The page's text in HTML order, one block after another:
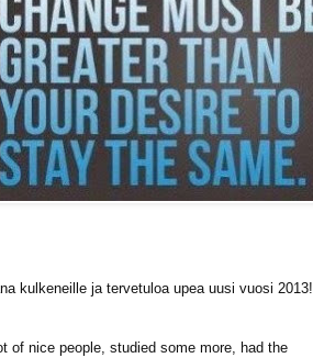
kulkeneille ja tervetuloa upea uusi vuosi 2013!
of nice people, studied some more, had the